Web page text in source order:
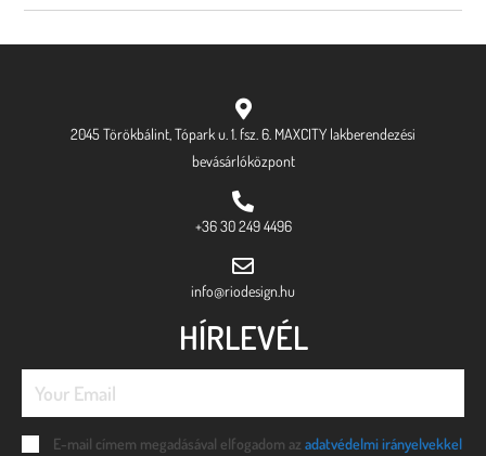
2045 Törökbálint, Tópark u. 1. fsz. 6. MAXCITY lakberendezési
bevásárlóközpont
+36 30 249 4496
info@riodesign.hu
HÍRLEVÉL
E-mail címem megadásával elfogadom az adatvédelmi irányelvekkel